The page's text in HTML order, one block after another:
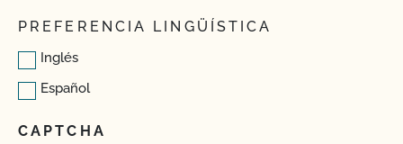
PREFERENCIA LINGÜÍSTICA
Inglés
Español
CAPTCHA